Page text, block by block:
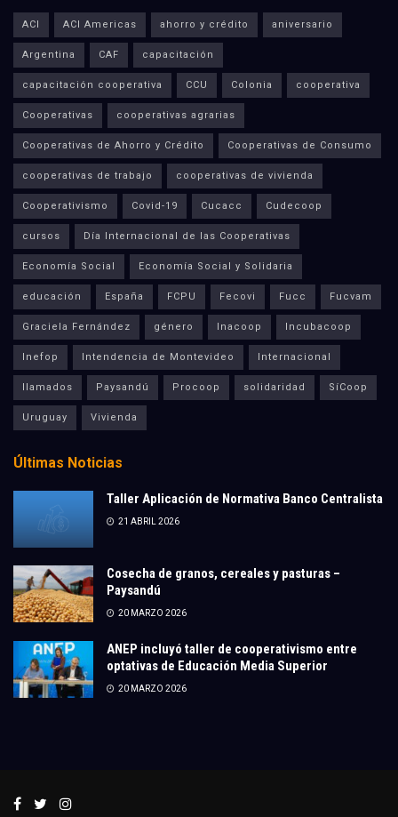
ACI ACI Americas ahorro y crédito aniversario
Argentina CAF capacitación
capacitación cooperativa CCU Colonia cooperativa
Cooperativas cooperativas agrarias
Cooperativas de Ahorro y Crédito Cooperativas de Consumo
cooperativas de trabajo cooperativas de vivienda
Cooperativismo Covid-19 Cucacc Cudecoop
cursos Día Internacional de las Cooperativas
Economía Social Economía Social y Solidaria
educación España FCPU Fecovi Fucc Fucvam
Graciela Fernández género Inacoop Incubacoop
Inefop Intendencia de Montevideo Internacional
llamados Paysandú Procoop solidaridad SíCoop
Uruguay Vivienda
Últimas Noticias
Taller Aplicación de Normativa Banco Centralista
21 ABRIL 2026
Cosecha de granos, cereales y pasturas –
Paysandú
20 MARZO 2026
ANEP incluyó taller de cooperativismo entre
optativas de Educación Media Superior
20 MARZO 2026